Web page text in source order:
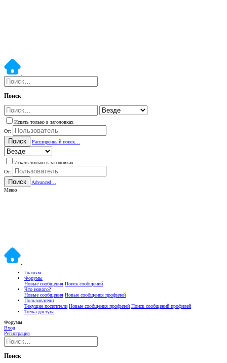
Поиск
Искать только в заголовках
От:
Поиск Расширенный поиск…
Искать только в заголовках
От:
Поиск
Advanced…
Меню
Главная
Форумы
Новые сообщения Поиск сообщений
Что нового?
Новые сообщения Новые сообщения профилей
Пользователи
Текущие посетители Новые сообщения профилей Поиск сообщений профилей
Точка доступа
Форумы
Вход
Регистрация
Поиск